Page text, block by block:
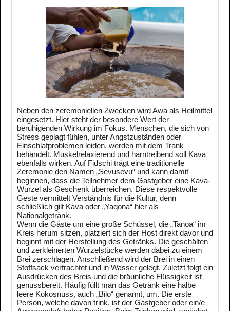
Neben den zeremoniellen Zwecken wird Awa als Heilmittel
eingesetzt. Hier steht der besondere Wert der
beruhigenden Wirkung im Fokus. Menschen, die sich von
Stress geplagt fühlen, unter Angstzuständen oder
Einschlafproblemen leiden, werden mit dem Trank
behandelt. Muskelrelaxierend und harntreibend soll Kava
ebenfalls wirken. Auf Fidschi trägt eine traditionelle
Zeremonie den Namen „Sevusevu“ und kann damit
beginnen, dass die Teilnehmer dem Gastgeber eine Kava-
Wurzel als Geschenk überreichen. Diese respektvolle
Geste vermittelt Verständnis für die Kultur, denn
schließlich gilt Kava oder „Yaqona“ hier als
Nationalgetränk.
Wenn die Gäste um eine große Schüssel, die „Tanoa“ im
Kreis herum sitzen, platziert sich der Host direkt davor und
beginnt mit der Herstellung des Getränks. Die geschälten
und zerkleinerten Wurzelstücke werden dabei zu einem
Brei zerschlagen. Anschließend wird der Brei in einen
Stoffsack verfrachtet und in Wasser gelegt. Zuletzt folgt ein
Ausdrücken des Breis und die bräunliche Flüssigkeit ist
genussbereit. Häufig füllt man das Getränk eine halbe
leere Kokosnuss, auch „Bilo“ genannt, um. Die erste
Person, welche davon trink, ist der Gastgeber oder ein/e